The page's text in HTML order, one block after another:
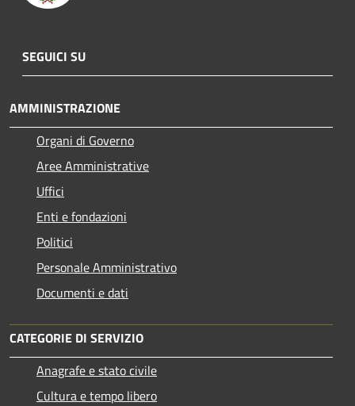
SEGUICI SU
AMMINISTRAZIONE
Organi di Governo
Aree Amministrative
Uffici
Enti e fondazioni
Politici
Personale Amministrativo
Documenti e dati
CATEGORIE DI SERVIZIO
Anagrafe e stato civile
Cultura e tempo libero